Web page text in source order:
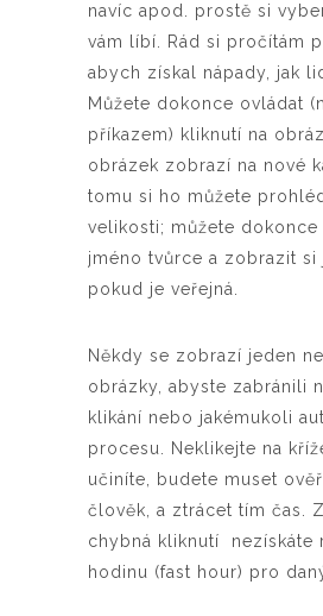
navíc apod. prostě si
vám líbí. Rád si pročítám
abych získal nápady, jak
Můžete dokonce ovládat
příkazem) kliknutí na
obrázek zobrazí na nové
tomu si ho můžete
velikosti; můžete dokonce
jméno tvůrce a zobrazit si
pokud je veřejná.
Někdy se zobrazí jeden
obrázky, abyste zabránili
klikání nebo jakémukoli
procesu. Neklikejte na
učiníte, budete muset
člověk, a ztrácet tím čas.
chybná kliknutí nezískáte
hodinu (fast hour) pro